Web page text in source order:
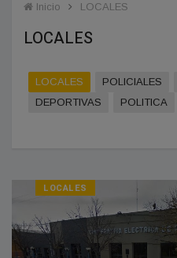
Inicio LOCALES
LOCALES
LOCALES POLICIALES
DEPORTIVAS
POLITICA
LOCALES